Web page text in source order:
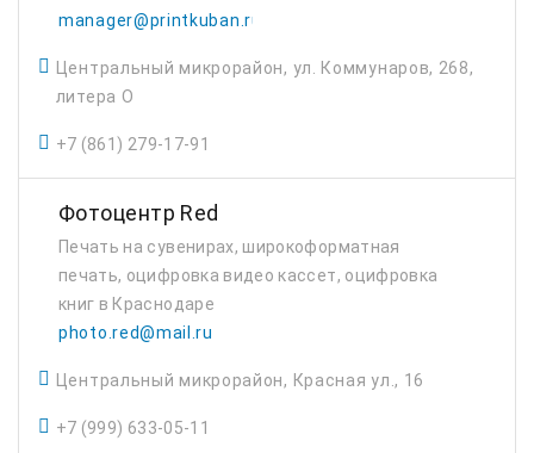
manager@printkuban.ru
Центральный микрорайон, ул. Коммунаров, 268,
литера О
+7 (861) 279-17-91
Фотоцентр Red
Печать на сувенирах, широкоформатная
печать, оцифровка видео кассет, оцифровка
книг в Краснодаре
photo.red@mail.ru
Центральный микрорайон, Красная ул., 16
+7 (999) 633-05-11